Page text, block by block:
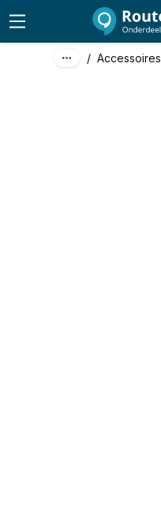
/ Accessoires
excl. btw
incl. btw